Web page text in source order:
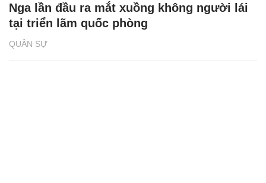
QUÂN SỰ
Nga lần đầu ra mắt xuồng không người lái
tại triển lãm quốc phòng